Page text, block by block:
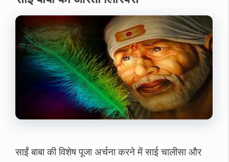
साईं बाबा की विशेष पूजा अर्चना करने में साई चालीसा और